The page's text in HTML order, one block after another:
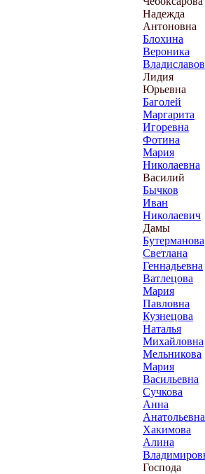
Надежда
Антоновна
Блохина
Вероника
Лидия
Юрьевна
Баголей
Маргарита
Игоревна
Фотина
Мария
Николаевна
Василий
Бычков
Иван
Николаевич
Дамы
Бутерманова
Светлана
Геннадьевна
Ватлецова
Мария
Павловна
Кузнецова
Наталья
Михайловна
Мельникова
Мария
Васильевна
Сучкова
Анна
Анатольевна
Хакимова
Алина
Господа